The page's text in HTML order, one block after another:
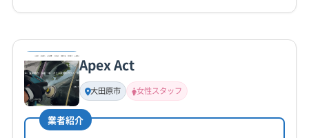
公式HP
公式サイトを見る
基本情報
代表者名
鎌本
所在地
Apex Act
大田原市 女性スタッフ
業者紹介